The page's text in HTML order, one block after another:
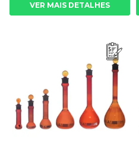
VER MAIS DETALHES